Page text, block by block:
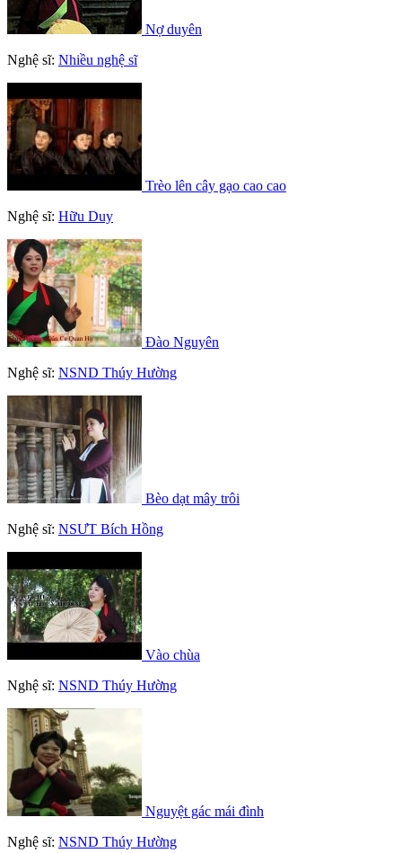
Nợ duyên
Nghệ sĩ: Nhiều nghệ sĩ
Trèo lên cây gạo cao cao
Nghệ sĩ: Hữu Duy
Đào Nguyên
Nghệ sĩ: NSND Thúy Hường
Bèo dạt mây trôi
Nghệ sĩ: NSƯT Bích Hồng
Vào chùa
Nghệ sĩ: NSND Thúy Hường
Nguyệt gác mái đình
Nghệ sĩ: NSND Thúy Hường